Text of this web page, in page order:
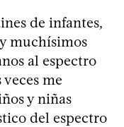
de infantes,
muchísimos
al espectro
me
y niñas
del espectro